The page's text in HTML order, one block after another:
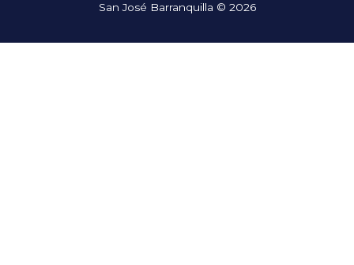
San José Barranquilla © 2026